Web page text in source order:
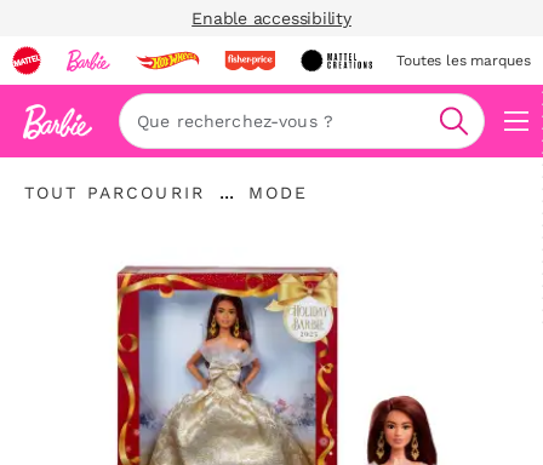
Enable accessibility
Toutes les marques
"Tout
TOUT PARCOURIR
...
d’Ariane
"MODE